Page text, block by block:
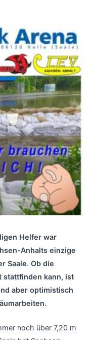
Helfer war
Anhalts einzige
Saale. Ob die
stattfinden kann, ist
aber optimistisch
noch über 7,20 m